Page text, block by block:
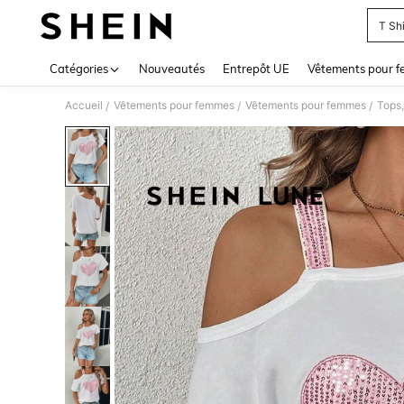
T
Catégories Nouveautés Entrepôt UE Vêtements pour
Accueil / Vêtements pour femmes / Vêtements pour femmes /